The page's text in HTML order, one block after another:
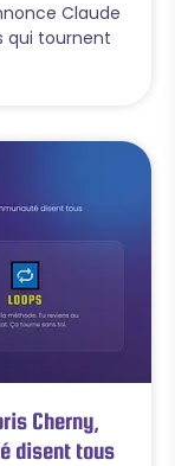
Claude
qui tournent
Cherny,
disent tous